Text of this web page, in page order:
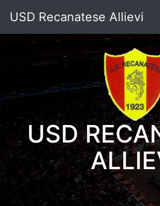
USD Recanatese Allievi
USD